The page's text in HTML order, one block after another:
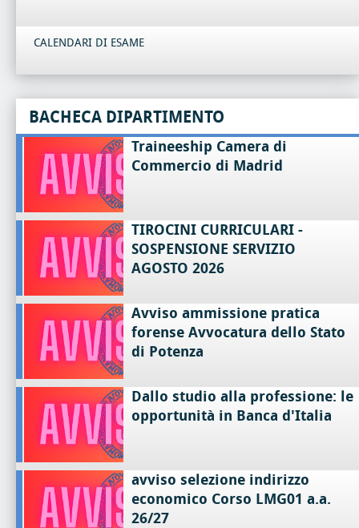
CALENDARI DI ESAME
BACHECA DIPARTIMENTO
Traineeship Camera di
Commercio di Madrid
TIROCINI CURRICULARI -
SOSPENSIONE SERVIZIO
AGOSTO 2026
Avviso ammissione pratica
forense Avvocatura dello Stato
di Potenza
Dallo studio alla professione: le
opportunità in Banca d'Italia
avviso selezione indirizzo
economico Corso LMG01 a.a.
26/27